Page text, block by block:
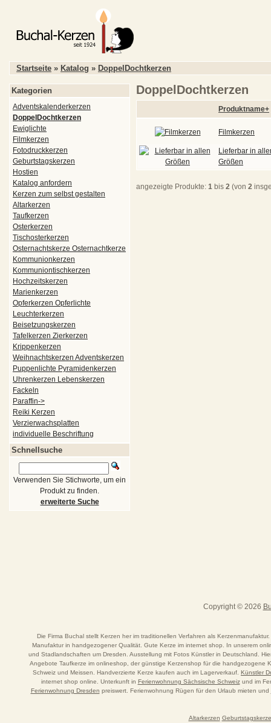
Startseite » Katalog » DoppelDochtkerzen
DoppelDochtkerzen
Produktname+
Filmkerzen
Lieferbar in
Größen
angezeigte Produkte: 1 bis 2 (von 2
Kategorien
Adventskalenderkerzen
DoppelDochtkerzen
Ewiglichte
Filmkerzen
Fotodruckkerzen
Geburtstagskerzen
Hostien
Katalog anfordern
Kerzen zum selbst gestalten
Altarkerzen
Taufkerzen
Osterkerzen
Tischosterkerzen
Osternachtskerze Osternachtkerze
Kommunionkerzen
Kommuniontischkerzen
Hochzeitskerzen
Marienkerzen
Opferkerzen Opferlichte
Leuchterkerzen
Beisetzungskerzen
Tafelkerzen Zierkerzen
Krippenkerzen
Weihnachtskerzen Adventskerzen
Puppenlichte Pyramidenkerzen
Uhrenkerzen Lebenskerzen
Fackeln
Paraffin->
Reiki Kerzen
Verzierwachsplatten
individuelle Beschriftung
Schnellsuche
Verwenden Sie Stichworte, um ein
Produkt zu finden.
erweiterte Suche
Copyright © 2026
Die Firma Buchal stellt Kerzen her im traditionellen Verfahren als
Manufaktur in handgezogener Qualität. Gute Kerze im internet shop. In unserem
und Stadlandschaften um Dresden. Ausstellung mit Fotos Künstler in Deutschland.
Angebote Taufkerze im onlineshop, der günstige Kerzenshop für die handgezogene
Schweiz und Meissen. Handverzierte Kerze kaufen auch im Lagerverkauf. Künstler
internet shop online. Unterkunft in Ferienwohnung Sächsische Schweizund im
Ferienwohnung Dresden preiswert. Ferienwohnung Rügen für den Urlaub mieten und
Altarkerzen